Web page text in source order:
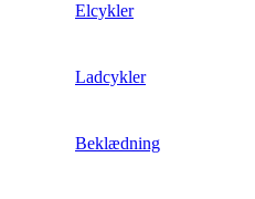
Elcykler
Ladcykler
Beklædning